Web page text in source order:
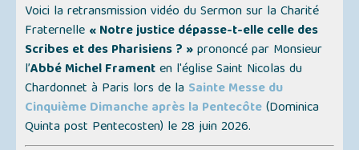
Voici la retransmission vidéo du Sermon sur la Charité
Fraternelle « Notre justice dépasse-t-elle celle des
Scribes et des Pharisiens ? »prononcé par Monsieur
l’Abbé Michel Framenten l'église Saint Nicolas du
Chardonnet à Paris lors de la Sainte Messe du
Cinquième Dimanche après la Pentecôte(Dominica
Quinta post Pentecosten) le 28 juin 2026.